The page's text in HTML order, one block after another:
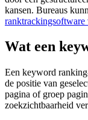
kansen. Bureaus
ranktrackingsoftware
Wat een
Een keyword
de positie van
pagina of groep
zoekzichtbaarheid